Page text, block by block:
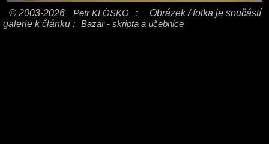
© 2003-2026 Petr KLÓSKO ;
Obrázek / fotka je součástí
galerie k článku : Bazar - skripta a učebnice